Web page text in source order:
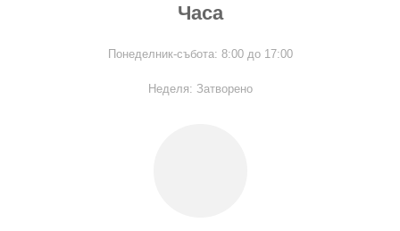
Часа
Понеделник-събота: 8:00 до 17:00
Неделя: Затворено